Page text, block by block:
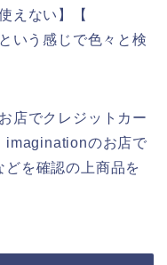
ない】【
う感じで色々と検
店でクレジットカー
imaginationのお店で
を確認の上商品を